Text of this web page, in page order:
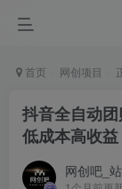
首页 网创项目
抖音全自动
低成本高收益
网创吧_